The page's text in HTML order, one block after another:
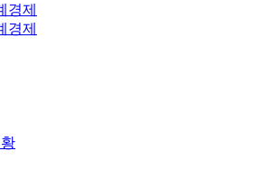
경제
경제